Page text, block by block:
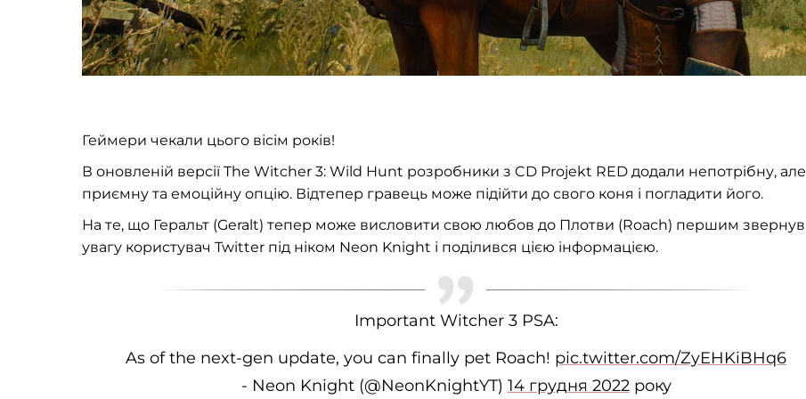
Геймери чекали цього вісім років!
В оновленій версії The Witcher 3: Wild Hunt розробники з CD Projekt RED додали непотрібну, але
приємну та емоційну опцію. Відтепер гравець може підійти до свого коня і погладити його.
На те, що Геральт (Geralt) тепер може висловити свою любов до Плотви (Roach) першим звернув
увагу користувач Twitter під ніком Neon Knight і поділився цією інформацією.
Important Witcher 3 PSA:
As of the next-gen update, you can finally pet Roach! pic.twitter.com/ZyEHKiBHq6
- Neon Knight (@NeonKnightYT) 14 грудня 2022року